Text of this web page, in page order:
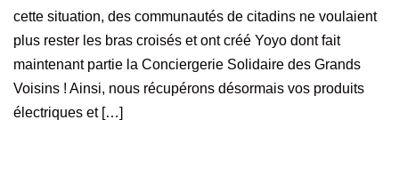
cette situation, des communautés de citadins ne voulaient
plus rester les bras croisés et ont créé Yoyo dont fait
maintenant partie la Conciergerie Solidaire des Grands
Voisins ! Ainsi, nous récupérons désormais vos produits
électriques et […]